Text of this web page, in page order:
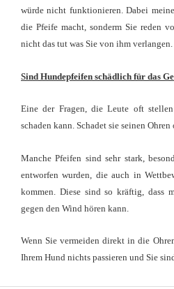
würde nicht funktionieren. Dabei
die Pfeife macht, sonderm Sie reden
nicht das tut was Sie von ihm verlangen.
Sind Hundepfeifen schädlich für das
Eine der Fragen, die Leute oft
schaden kann. Schadet sie seinen Ohren
Manche Pfeifen sind sehr stark,
entworfen wurden, die auch in
kommen. Diese sind so kräftig, dass
gegen den Wind hören kann.
Wenn Sie vermeiden direkt in die
Ihrem Hund nichts passieren und Sie